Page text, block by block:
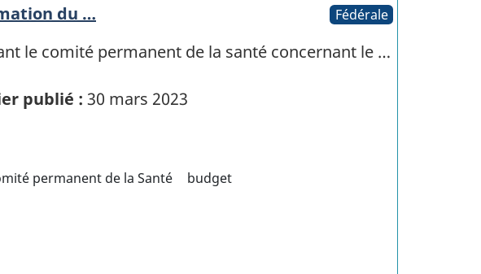
du … Fédérale
le comité permanent de la santé concernant le …
publié : 30 mars 2023
permanent de la Santé budget